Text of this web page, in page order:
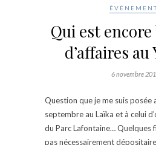
Qui est
d’affaires au
6 novembre
Question que je me suis posée
septembre au Laïka et à celui
du Parc Lafontaine… Quelques
pas nécessairement